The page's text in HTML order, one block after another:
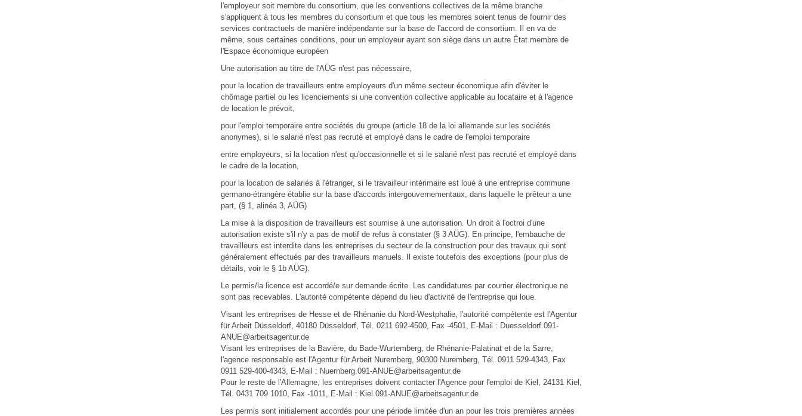
l'employeur soit membre du consortium, que les conventions collectives de la même branche
s'appliquent à tous les membres du consortium et que tous les membres soient tenus de fournir des
services contractuels de manière indépendante sur la base de l'accord de consortium. Il en va de
même, sous certaines conditions, pour un employeur ayant son siège dans un autre État membre de
l'Espace économique européen
Une autorisation au titre de l'AÜG n'est pas nécessaire,
pour la location de travailleurs entre employeurs d'un même secteur économique afin d'éviter le
chômage partiel ou les licenciements si une convention collective applicable au locataire et à l'agence
de location le prévoit,
pour l'emploi temporaire entre sociétés du groupe (article 18 de la loi allemande sur les sociétés
anonymes), si le salarié n'est pas recruté et employé dans le cadre de l'emploi temporaire
entre employeurs, si la location n'est qu'occasionnelle et si le salarié n'est pas recruté et employé dans
le cadre de la location,
pour la location de salariés à l'étranger, si le travailleur intérimaire est loué à une entreprise commune
germano-étrangère établie sur la base d'accords intergouvernementaux, dans laquelle le prêteur a une
part, (§ 1, alinéa 3, AÜG)
La mise à la disposition de travailleurs est soumise à une autorisation. Un droit à l'octroi d'une
autorisation existe s'il n'y a pas de motif de refus à constater (§ 3 AÜG). En principe, l'embauche de
travailleurs est interdite dans les entreprises du secteur de la construction pour des travaux qui sont
généralement effectués par des travailleurs manuels. Il existe toutefois des exceptions (pour plus de
détails, voir le § 1b AÜG).
Le permis/la licence est accordé/e sur demande écrite. Les candidatures par courrier électronique ne
sont pas recevables. L'autorité compétente dépend du lieu d'activité de l'entreprise qui loue.
Visant les entreprises de Hesse et de Rhénanie du Nord-Westphalie, l'autorité compétente est l'Agentur
für Arbeit Düsseldorf, 40180 Düsseldorf, Tél. 0211 692-4500, Fax -4501, E-Mail : Duesseldorf.091-
ANUE@arbeitsagentur.de
Visant les entreprises de la Bavière, du Bade-Wurtemberg, de Rhénanie-Palatinat et de la Sarre,
l'agence responsable est l'Agentur für Arbeit Nuremberg, 90300 Nuremberg, Tél. 0911 529-4343, Fax
0911 529-400-4343, E-Mail : Nuernberg.091-ANUE@arbeitsagentur.de
Pour le reste de l'Allemagne, les entreprises doivent contacter l'Agence pour l'emploi de Kiel, 24131 Kiel,
Tél. 0431 709 1010, Fax -1011, E-Mail : Kiel.091-ANUE@arbeitsagentur.de
Les permis sont initialement accordés pour une période limitée d'un an pour les trois premières années